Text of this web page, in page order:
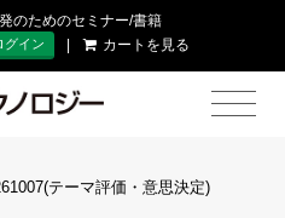
のためのセミナー/書籍
グイン | カートを見る
テーマ評価・意思決定)